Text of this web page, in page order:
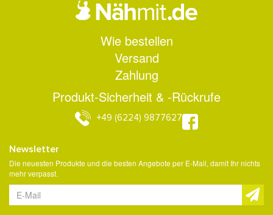
Wie bestellen
Versand
Zahlung
Produkt-Sicherheit & -Rückrufe
+49 (6224) 9877627
Newsletter
Die neuesten Produkte und die besten Angebote per E-Mail, damit Ihr nichts
mehr verpasst.
Newsletter